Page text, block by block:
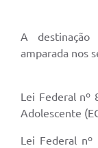
A
amparada nos
Lei Federal nº
Adolescente
Lei Federal nº